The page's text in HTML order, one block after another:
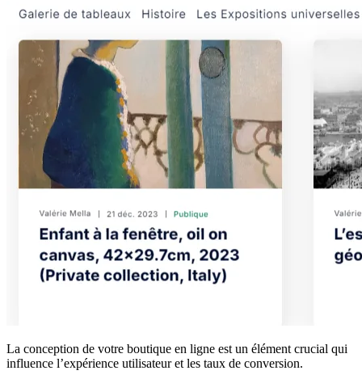
La conception de votre boutique en ligne est un élément crucial qui
influence l’expérience utilisateur et les taux de conversion.